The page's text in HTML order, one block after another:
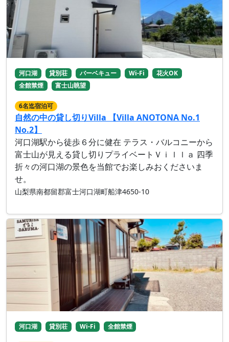
河口湖 貸別荘 バーベキュー Wi-Fi
花火OK
全館禁煙
富士山眺望
6名迄宿泊可
自然の中の貸し切りVilla 【Villa ANOTONA No.1
No.2】
河口湖駅から徒歩６分に健在 テラス・バルコニーから
富士山が見える貸し切りプライベートＶｉｌｌａ 四季
折々の河口湖の景色を当館でお楽しみおくださいま
せ。
山梨県南都留郡富士河口湖町船津4650-10
河口湖 貸別荘 Wi-Fi 全館禁煙